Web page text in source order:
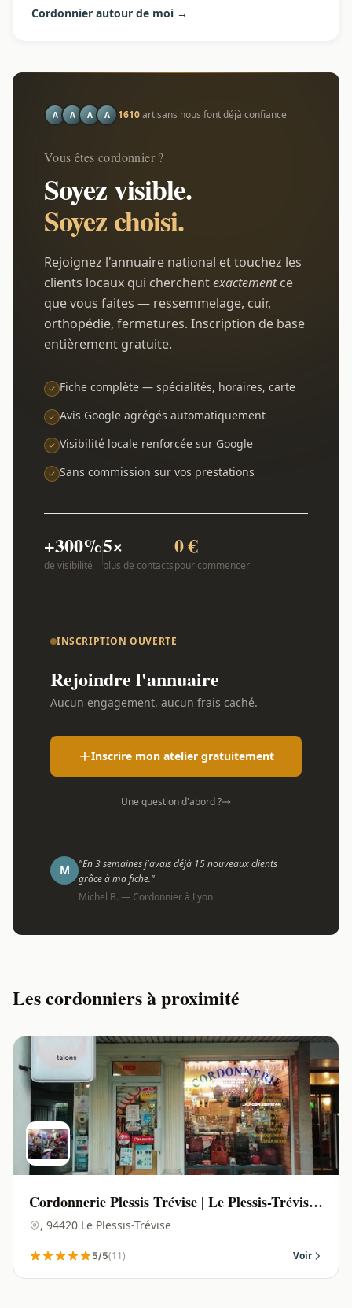
Cordonnier autour de moi →
A A A A 1610artisans nous font déjà confiance
Vous êtes cordonnier ?
Soyez visible.
Soyez choisi.
Rejoignez l'annuaire national et touchez les
clients locaux qui cherchentexactementce
que vous faites — ressemmelage, cuir,
orthopédie, fermetures. Inscription de base
entièrement gratuite.
Fiche complète — spécialités, horaires, carte
Avis Google agrégés automatiquement
Visibilité locale renforcée sur Google
Sans commission sur vos prestations
+300%
de visibilité
5×
plus de contacts
0 €
pour commencer
INSCRIPTION OUVERTE
Rejoindre l'annuaire
Aucun engagement, aucun frais caché.
Inscrire mon atelier gratuitement
Une question d'abord ?
M
"En 3 semaines j'avais déjà 15 nouveaux clients
grâce à ma fiche."
Michel B. — Cordonnier à Lyon
Les cordonniers à proximité
Cordonnerie Plessis Trévise | Le Plessis-Trévise
- 94420
, 94420 Le Plessis-Trévise
5/5(11) Voir